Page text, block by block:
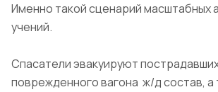
Именно такой сценарий масштабных
учений.
Спасатели эвакуируют
поврежденного вагона ж/д состав, а